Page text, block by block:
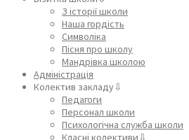
З історії школи
Наша гордість
Символіка
Пісня про школу
Мандрівка школою
Адміністрація
Колектив закладу⇩
Педагоги
Персонал школи
Психологічна служба школи
Класні колективи⇩